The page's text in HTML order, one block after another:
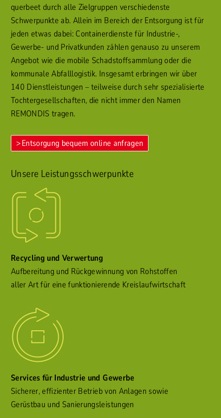
querbeet durch alle Zielgruppen verschiedenste
Schwerpunkte ab. Allein im Bereich der Entsorgung ist für
jeden etwas dabei: Containerdienste für Industrie-,
Gewerbe- und Privatkunden zählen genauso zu unserem
Angebot wie die mobile Schadstoffsammlung oder die
kommunale Abfalllogistik. Insgesamt erbringen wir über
140 Dienstleistungen – teilweise durch sehr spezialisierte
Tochtergesellschaften, die nicht immer den Namen
REMONDIS tragen.
Entsorgung bequem online anfragen
Unsere Leistungsschwerpunkte
Recycling und Verwertung
Aufbereitung und Rückgewinnung von Rohstoffen
aller Art für eine funktionierende Kreislaufwirtschaft
Services für Industrie und Gewerbe
Sicherer, effizienter Betrieb von Anlagen sowie
Gerüstbau und Sanierungsleistungen